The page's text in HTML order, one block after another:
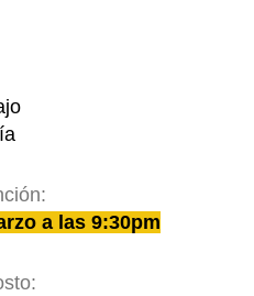
a las 9:30pm